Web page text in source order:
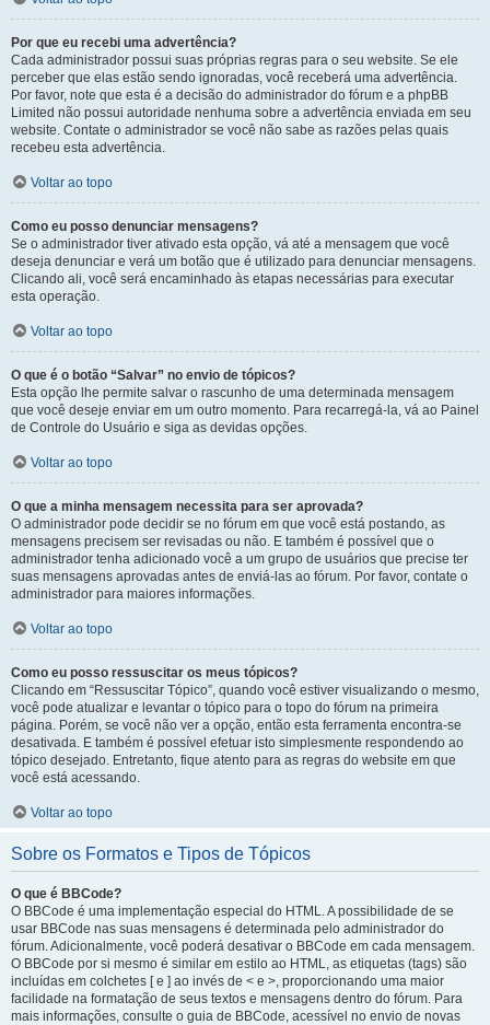
Por que eu recebi uma advertência?
Cada administrador possui suas próprias regras para o seu website. Se ele
perceber que elas estão sendo ignoradas, você receberá uma advertência.
Por favor, note que esta é a decisão do administrador do fórum e a phpBB
Limited não possui autoridade nenhuma sobre a advertência enviada em seu
website. Contate o administrador se você não sabe as razões pelas quais
recebeu esta advertência.
Voltar ao topo
Como eu posso denunciar mensagens?
Se o administrador tiver ativado esta opção, vá até a mensagem que você
deseja denunciar e verá um botão que é utilizado para denunciar mensagens.
Clicando ali, você será encaminhado às etapas necessárias para executar
esta operação.
Voltar ao topo
O que é o botão “Salvar” no envio de tópicos?
Esta opção lhe permite salvar o rascunho de uma determinada mensagem
que você deseje enviar em um outro momento. Para recarregá-la, vá ao Painel
de Controle do Usuário e siga as devidas opções.
Voltar ao topo
O que a minha mensagem necessita para ser aprovada?
O administrador pode decidir se no fórum em que você está postando, as
mensagens precisem ser revisadas ou não. E também é possível que o
administrador tenha adicionado você a um grupo de usuários que precise ter
suas mensagens aprovadas antes de enviá-las ao fórum. Por favor, contate o
administrador para maiores informações.
Voltar ao topo
Como eu posso ressuscitar os meus tópicos?
Clicando em “Ressuscitar Tópico”, quando você estiver visualizando o mesmo,
você pode atualizar e levantar o tópico para o topo do fórum na primeira
página. Porém, se você não ver a opção, então esta ferramenta encontra-se
desativada. E também é possível efetuar isto simplesmente respondendo ao
tópico desejado. Entretanto, fique atento para as regras do website em que
você está acessando.
Voltar ao topo
Sobre os Formatos e Tipos de Tópicos
O que é BBCode?
O BBCode é uma implementação especial do HTML. A possibilidade de se
usar BBCode nas suas mensagens é determinada pelo administrador do
fórum. Adicionalmente, você poderá desativar o BBCode em cada mensagem.
O BBCode por si mesmo é similar em estilo ao HTML, as etiquetas (tags) são
incluídas em colchetes [ e ] ao invés de < e >, proporcionando uma maior
facilidade na formatação de seus textos e mensagens dentro do fórum. Para
mais informações, consulte o guia de BBCode, acessível no envio de novas